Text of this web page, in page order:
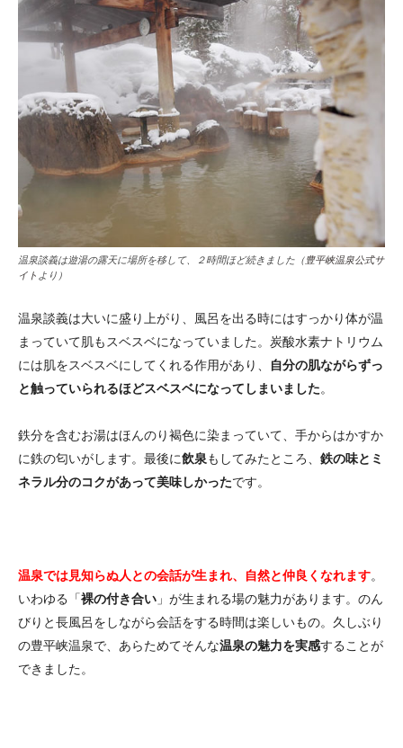
温泉談義は遊湯の露天に場所を移して、２時間ほど続きました（豊平峡温泉公式サ
イト より）
温泉談義は大いに盛り上がり、風呂を出る時にはすっかり体が温
まっていて肌もスベスベになっていました。炭酸水素ナトリウム
には肌をスベスベにしてくれる作用があり、
自分の肌ながらずっ
と触っていられるほどスベスベになってしまいました。
鉄分を含むお湯はほんのり褐色に染まっていて、手からはかすか
に鉄の匂いがします。最後に飲泉もしてみたところ、 鉄の味とミ
ネラル分のコクがあって美味しかったです。
温泉では見知らぬ人との会話が生まれ、自然と仲良くなれます。
いわゆる「裸の付き合い 」が生まれる場の魅力があります。のん
びりと長風呂をしながら会話をする時間は楽しいもの。久しぶり
の豊平峡温泉で、あらためてそんな温泉の魅力を実感することが
できました。